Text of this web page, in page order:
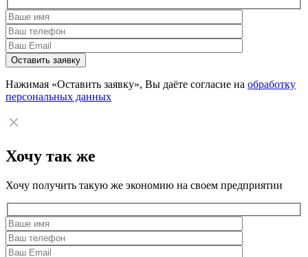
Нажимая «Оставить заявку», Вы даёте согласие на обработку
персональных данных
Хочу так же
Хочу получить такую же экономию на своем предприятии